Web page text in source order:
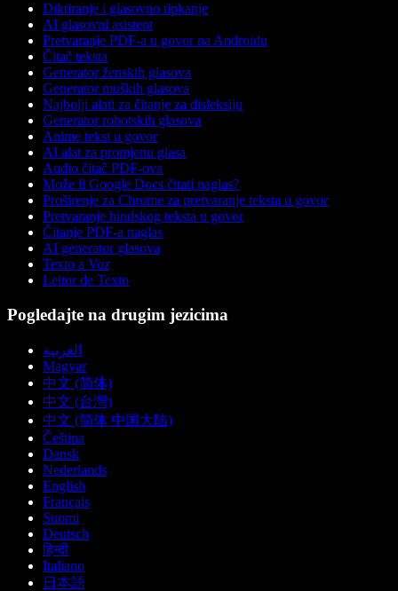
Diktiranje i glasovno tipkanje
AI glasovni asistent
Pretvaranje PDF-a u govor na Androidu
Čitač teksta
Generator ženskih glasova
Generator muških glasova
Najbolji alati za čitanje za disleksiju
Generator robotskih glasova
Anime tekst u govor
AI alat za promjenu glasa
Audio čitač PDF-ova
Može li Google Docs čitati naglas?
Proširenje za Chrome za pretvaranje teksta u govor
Pretvaranje hindskog teksta u govor
Čitanje PDF-a naglas
AI generator glasova
Texto a Voz
Leitor de Texto
Pogledajte na drugim jezicima
العربية
Magyar
中文 (简体)
中文 (台灣)
中文 (简体 中国大陆)
Čeština
Dansk
Nederlands
English
Français
Suomi
Deutsch
हिन्दी
Italiano
日本語